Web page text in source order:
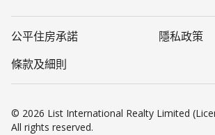
公平住房承諾
隱私政策
條款及細則
© 2026 List International Realty Limited
All rights reserved.